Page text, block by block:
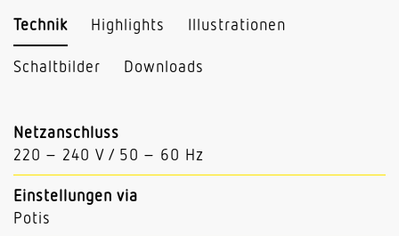
Technik Highlights Illustrationen
Schaltbilder Downloads
Netzanschluss
220 – 240 V / 50 – 60 Hz
Einstellungen via
Potis